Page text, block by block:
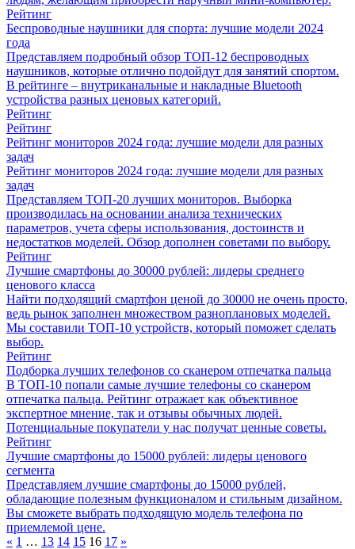
Рейтинг
Беспроводные наушники для спорта: лучшие модели 2024
года
Представляем подробный обзор ТОП-12 беспроводных
наушников, которые отлично подойдут для занятий спортом.
В рейтинге – внутриканальные и накладные Bluetooth
устройства разных ценовых категорий.
Рейтинг
Рейтинг
Рейтинг мониторов 2024 года: лучшие модели для разных
задач
Рейтинг мониторов 2024 года: лучшие модели для разных
задач
Представляем ТОП-20 лучших мониторов. Выборка
производилась на основании анализа технических
параметров, учета сферы использования, достоинств и
недостатков моделей. Обзор дополнен советами по выбору.
Рейтинг
Лучшие смартфоны до 30000 рублей: лидеры среднего
ценового класса
Найти подходящий смартфон ценой до 30000 не очень просто,
ведь рынок заполнен множеством разноплановых моделей.
Мы составили ТОП-10 устройств, который поможет сделать
выбор.
Рейтинг
Подборка лучших телефонов со сканером отпечатка пальца
В ТОП-10 попали самые лучшие телефоны со сканером
отпечатка пальца. Рейтинг отражает как объективное
экспертное мнение, так и отзывы обычных людей.
Потенциальные покупатели у нас получат ценные советы.
Рейтинг
Лучшие смартфоны до 15000 рублей: лидеры ценового
сегмента
Представляем лучшие смартфоны до 15000 рублей,
обладающие полезным функционалом и стильным дизайном.
Вы сможете выбрать подходящую модель телефона по
приемлемой цене.
« 1 … 13 14 15 16 17 »